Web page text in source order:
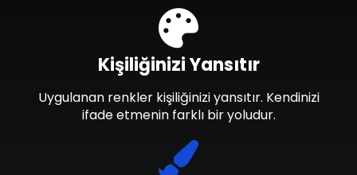
Kişiliğinizi Yansıtır
Uygulanan renkler kişiliğinizi yansıtır. Kendinizi
ifade etmenin farklı bir yoludur.